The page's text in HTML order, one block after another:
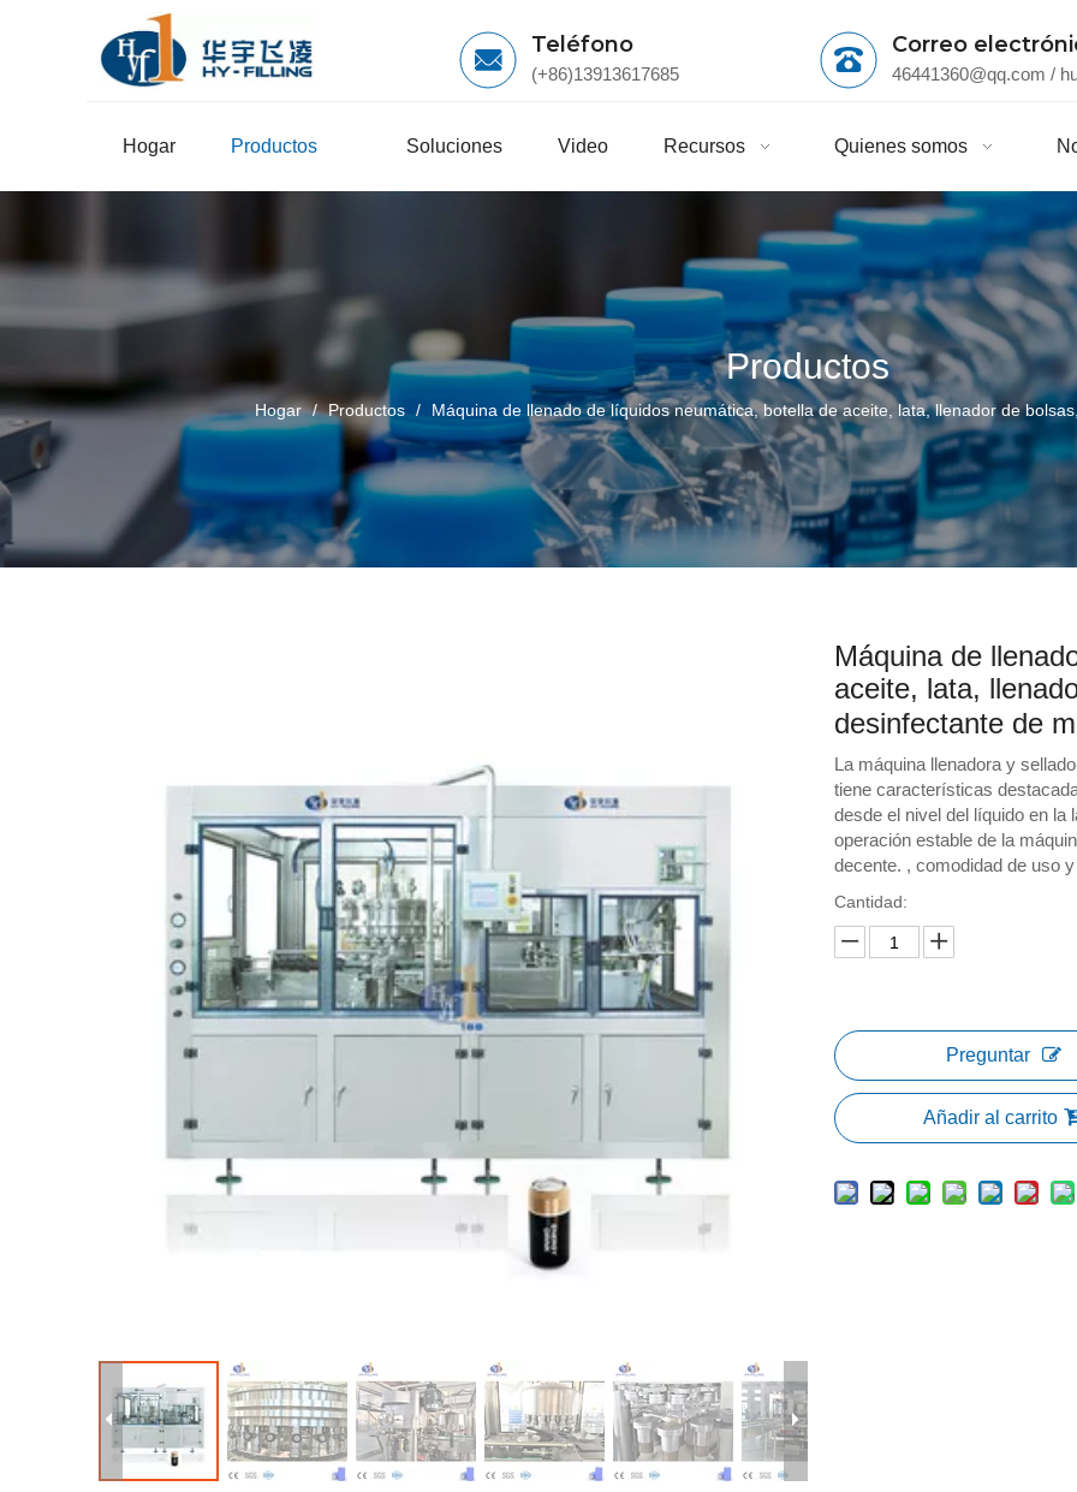
Teléfono
(+86)13913617685
Correo
46441360@qq.com /
Hogar Productos Soluciones Video Recursos Quienes somos
Productos
Hogar / Productos / Máquina de llenado de líquidos neumática, botella de aceite, lata, llenador de
Máquina de
aceite, lata,
desinfectante de
La máquina llenadora y
tiene características
desde el nivel del líquido en la
operación estable de la
decente. , comodidad de uso
Cantidad:
Preguntar
Añadir al carrito